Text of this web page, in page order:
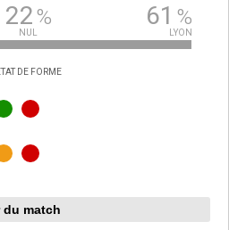
22%
NUL
61 %
LYON
DE FORME
du match